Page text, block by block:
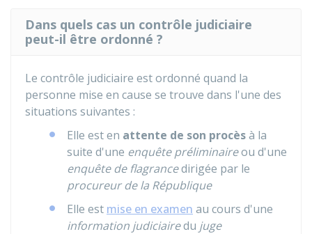
Dans quels cas un contrôle judiciaire
peut-il être ordonné ?
Le contrôle judiciaire est ordonné quand la
personne mise en cause se trouve dans l'une des
situations suivantes :
Elle est en attente de son procèsà la
suite d'une enquête préliminaireou d'une
enquête de flagrancedirigée par le
procureur de la République
Elle est mise en examen au cours d'une
information judiciairedu juge